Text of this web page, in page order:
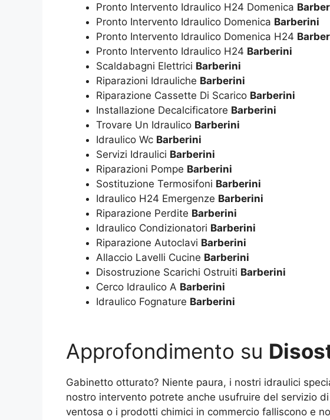
Pronto Intervento Idraulico H24 Domenica
Pronto Intervento Idraulico Domenica Barberini
Pronto Intervento Idraulico Domenica H24
Pronto Intervento Idraulico H24 Barberini
Scaldabagni Elettrici Barberini
Riparazioni Idrauliche Barberini
Riparazione Cassette Di Scarico Barberini
Installazione Decalcificatore Barberini
Trovare Un Idraulico Barberini
Idraulico Wc Barberini
Servizi Idraulici Barberini
Riparazioni Pompe Barberini
Sostituzione Termosifoni Barberini
Idraulico H24 Emergenze Barberini
Riparazione Perdite Barberini
Idraulico Condizionatori Barberini
Riparazione Autoclavi Barberini
Allaccio Lavelli Cucine Barberini
Disostruzione Scarichi Ostruiti Barberini
Cerco Idraulico A Barberini
Idraulico Fognature Barberini
Approfondimento su
Gabinetto otturato? Niente paura, i nostri idraulici
nostro intervento potrete anche usufruire del servizio
ventosa o i prodotti chimici in commercio falliscono e